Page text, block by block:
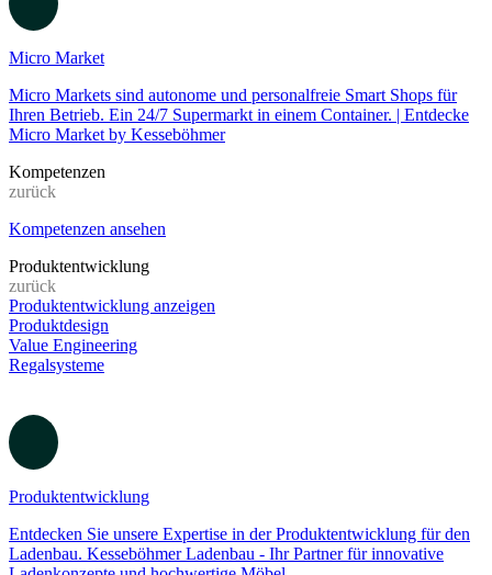
Ihre Buchhandlung.
Micro Market
Micro Markets sind autonome und personalfreie Smart Shops für
Ihren Betrieb. Ein 24/7 Supermarkt in einem Container. | Entdecke
zurück
Kompetenzen ansehen
Produktentwicklung
zurück
Value Engineering
Regalsysteme